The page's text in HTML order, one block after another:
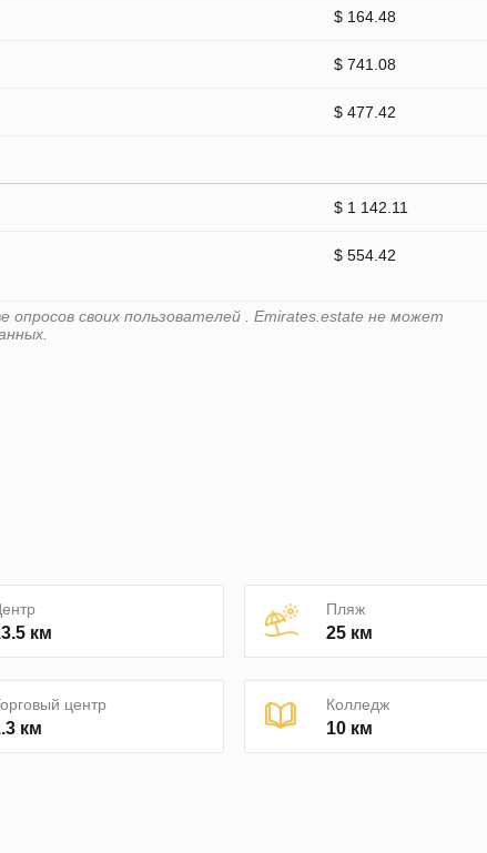
$ 164.48
$ 741.08
$ 477.42
$ 1 142.11
$ 554.42
своих пользователей . Emirates.estate не может
км
Пляж
25 км
центр
км
Колледж
10 км